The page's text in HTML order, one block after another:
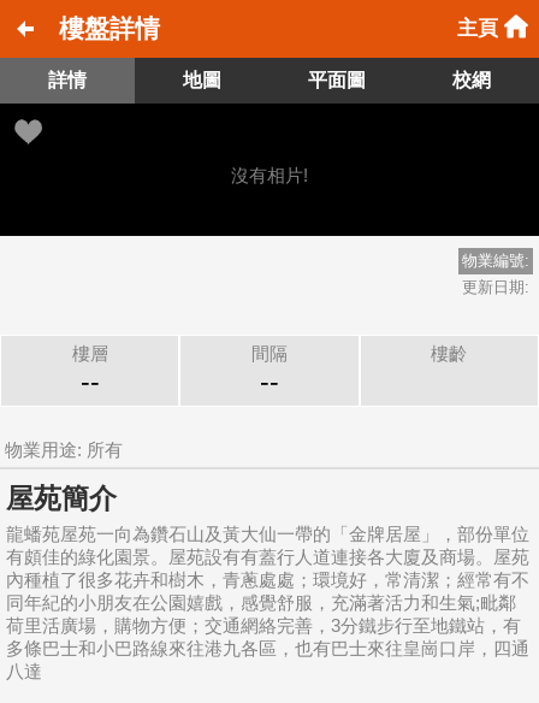
樓盤詳情 主頁
詳情 地圖 平面圖 校網
沒有相片!
物業編號:
更新日期:
樓層
--
間隔
--
樓齡
物業用途: 所有
屋苑簡介
龍蟠苑屋苑一向為鑽石山及黃大仙一帶的「金牌居屋」，部份單位
有頗佳的綠化園景。屋苑設有有蓋行人道連接各大廈及商場。屋苑
內種植了很多花卉和樹木，青蔥處處；環境好，常清潔；經常有不
同年紀的小朋友在公園嬉戲，感覺舒服，充滿著活力和生氣;毗鄰
荷里活廣場，購物方便；交通網絡完善，3分鐵步行至地鐵站，有
多條巴士和小巴路線來往港九各區，也有巴士來往皇崗口岸，四通
八達